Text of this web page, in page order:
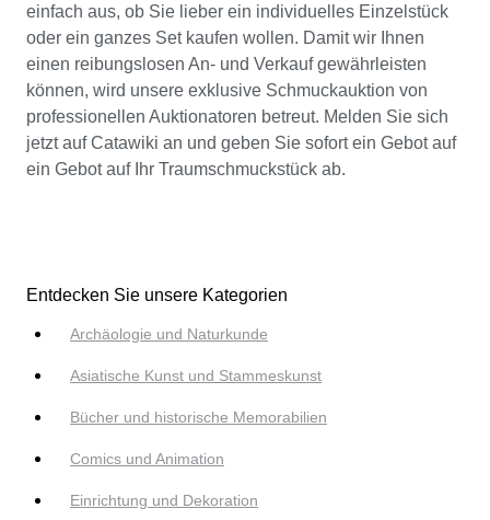
einfach aus, ob Sie lieber ein individuelles Einzelstück
oder ein ganzes Set kaufen wollen. Damit wir Ihnen
einen reibungslosen An- und Verkauf gewährleisten
können, wird unsere exklusive Schmuckauktion von
professionellen Auktionatoren betreut. Melden Sie sich
jetzt auf Catawiki an und geben Sie sofort ein Gebot auf
ein Gebot auf Ihr Traumschmuckstück ab.
Entdecken Sie unsere Kategorien
Archäologie und Naturkunde
Asiatische Kunst und Stammeskunst
Bücher und historische Memorabilien
Comics und Animation
Einrichtung und Dekoration